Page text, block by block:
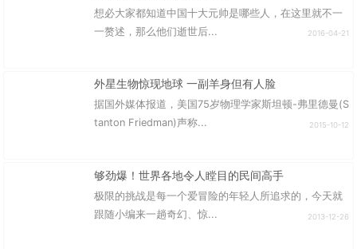
想必大家都知道中国十大元帅是哪些人，在这里就不一
一赘述，那么他们逝世后...
2016-04-21
外星生物惊现地球 一副羊身但有人脸
据国外媒体报道，美国75岁物理学家斯坦顿-弗里德曼(S
tanton Friedman)声称...
2015-10-12
够劲爆！世界各地令人瞠目的民间高手
极限的挑战是每一个爱冒险的年轻人所追求的，今天就
跟随小编来一趟奇幻、惊...
2013-12-26